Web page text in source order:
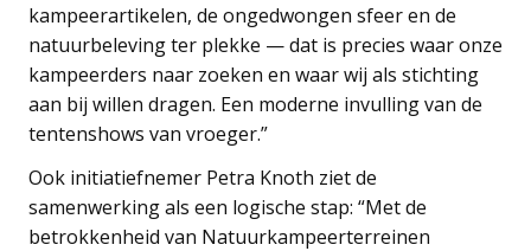
kampeerartikelen, de ongedwongen sfeer en de
natuurbeleving ter plekke — dat is precies waar onze
kampeerders naar zoeken en waar wij als stichting
aan bij willen dragen. Een moderne invulling van de
tentenshows van vroeger.”
Ook initiatiefnemer Petra Knoth ziet de
samenwerking als een logische stap: “Met de
betrokkenheid van Natuurkampeerterreinen